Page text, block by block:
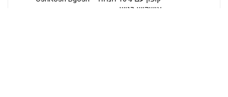
אושקוש בגוש